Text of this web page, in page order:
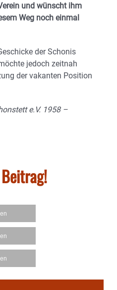
und wünscht ihm
Weg noch einmal
der Schonis
jedoch zeitnah
der vakanten Position
e.V. 1958 –